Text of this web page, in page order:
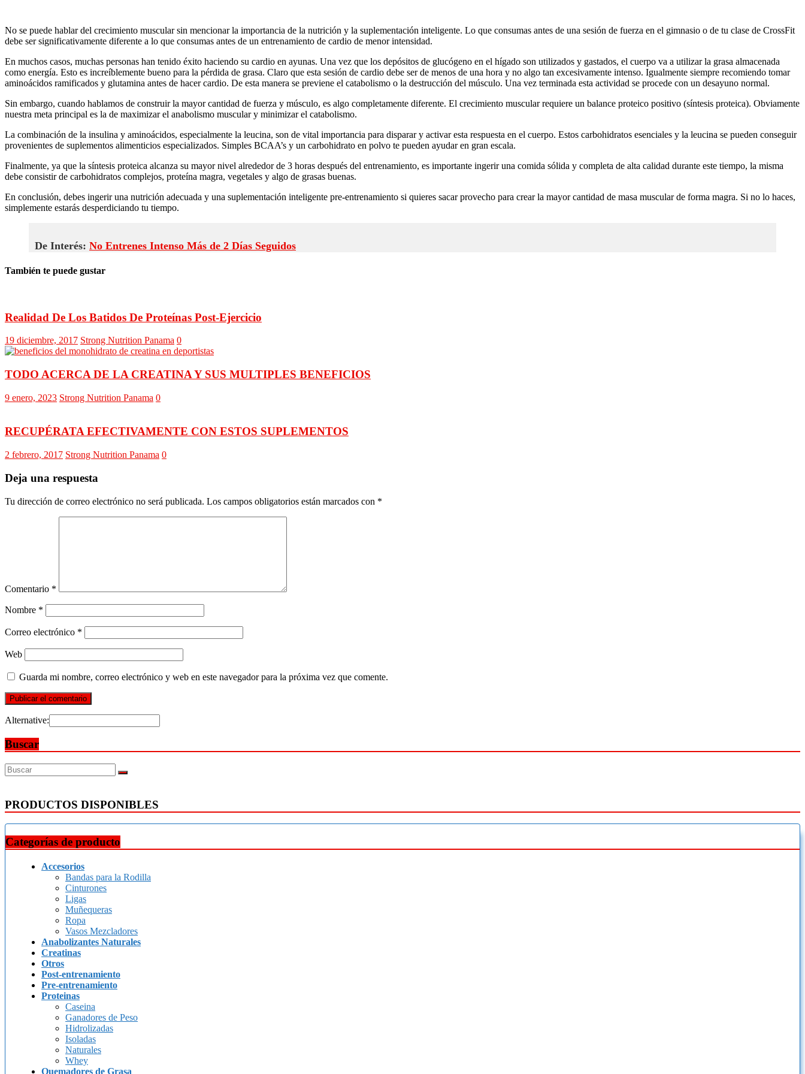
No se puede hablar del crecimiento muscular sin mencionar la importancia de la nutrición y la suplementación inteligente. Lo que consumas antes de una sesión de fuerza en el gimnasio o de tu clase de CrossFit
debe ser significativamente diferente a lo que consumas antes de un entrenamiento de cardio de menor intensidad.
En muchos casos, muchas personas han tenido éxito haciendo su cardio en ayunas. Una vez que los depósitos de glucógeno en el hígado son utilizados y gastados, el cuerpo va a utilizar la grasa almacenada
como energía. Esto es increíblemente bueno para la pérdida de grasa. Claro que esta sesión de cardio debe ser de menos de una hora y no algo tan excesivamente intenso. Igualmente siempre recomiendo tomar
aminoácidos ramificados y glutamina antes de hacer cardio. De esta manera se previene el catabolismo o la destrucción del músculo. Una vez terminada esta actividad se procede con un desayuno normal.
Sin embargo, cuando hablamos de construir la mayor cantidad de fuerza y músculo, es algo completamente diferente. El crecimiento muscular requiere un balance proteico positivo (síntesis proteica). Obviamente
nuestra meta principal es la de maximizar el anabolismo muscular y minimizar el catabolismo.
La combinación de la insulina y aminoácidos, especialmente la leucina, son de vital importancia para disparar y activar esta respuesta en el cuerpo. Estos carbohidratos esenciales y la leucina se pueden conseguir
provenientes de suplementos alimenticios especializados. Simples BCAA’s y un carbohidrato en polvo te pueden ayudar en gran escala.
Finalmente, ya que la síntesis proteica alcanza su mayor nivel alrededor de 3 horas después del entrenamiento, es importante ingerir una comida sólida y completa de alta calidad durante este tiempo, la misma
debe consistir de carbohidratos complejos, proteína magra, vegetales y algo de grasas buenas.
En conclusión, debes ingerir una nutrición adecuada y una suplementación inteligente pre-entrenamiento si quieres sacar provecho para crear la mayor cantidad de masa muscular de forma magra. Si no lo haces,
simplemente estarás desperdiciando tu tiempo.
De Interés: No Entrenes Intenso Más de 2 Días Seguidos
También te puede gustar
Realidad De Los Batidos De Proteínas Post-Ejercicio
19 diciembre, 2017 Strong Nutrition Panama 0
TODO ACERCA DE LA CREATINA Y SUS MULTIPLES BENEFICIOS
9 enero, 2023 Strong Nutrition Panama 0
RECUPÉRATA EFECTIVAMENTE CON ESTOS SUPLEMENTOS
2 febrero, 2017 Strong Nutrition Panama 0
Deja una respuesta
Tu dirección de correo electrónico no será publicada. Los campos obligatorios están marcados con *
Comentario *
Nombre *
Correo electrónico *
Web
Guarda mi nombre, correo electrónico y web en este navegador para la próxima vez que comente.
Alternative:
Buscar
PRODUCTOS DISPONIBLES
Categorías de producto
Accesorios
Bandas para la Rodilla
Cinturones
Ligas
Muñequeras
Ropa
Vasos Mezcladores
Anabolizantes Naturales
Creatinas
Otros
Post-entrenamiento
Pre-entrenamiento
Proteinas
Caseina
Ganadores de Peso
Hidrolizadas
Isoladas
Naturales
Whey
Quemadores de Grasa